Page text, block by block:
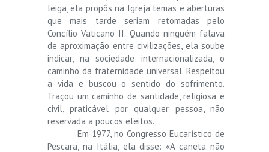
leiga, ela propôs na Igreja temas e aberturas
que mais tarde seriam retomadas pelo
Concílio Vaticano II. Quando ninguém falava
de aproximação entre civilizações, ela soube
indicar, na sociedade internacionalizada, o
caminho da fraternidade universal. Respeitou
a vida e buscou o sentido do sofrimento.
Traçou um caminho de santidade, religiosa e
civil, praticável por qualquer pessoa, não
reservada a poucos eleitos.
Em 1977, no Congresso Eucarístico de
Pescara, na Itália, ela disse: «A caneta não